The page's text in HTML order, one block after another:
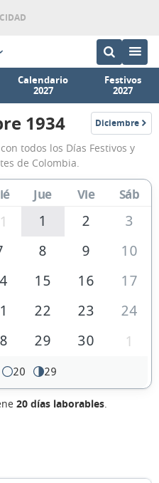
Calendario
2027
Festivos
2027
1934 Diciembre
1934
todos los Días Festivos y
de Colombia.
Jue Vie Sáb
1 2
3
8 9
10
15 16
17
22 23
24
29 30 1
20 29
20 días laborables.